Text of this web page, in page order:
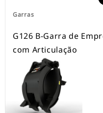
Garras
G126 B-Garra de
com Articulação